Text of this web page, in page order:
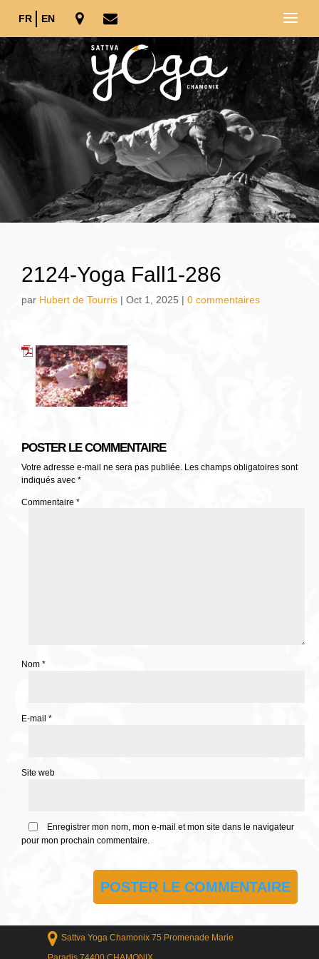
FR EN
2124-Yoga Fall1-286
par Hubert de Tourris | Oct 1, 2025 | 0 commentaires
POSTER LE COMMENTAIRE
Votre adresse e-mail ne sera pas publiée. Les champs obligatoires sont
indiqués avec *
Commentaire *
Nom *
E-mail *
Site web
Enregistrer mon nom, mon e-mail et mon site dans le navigateur
pour mon prochain commentaire.
Sattva Yoga Chamonix 75 Promenade Marie